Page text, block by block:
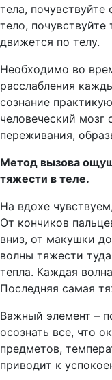
тела,
тело, почувствуйте
движется по телу.
Необходимо во
расслабления
сознание
человеческий мозг
переживания,
Метод вызова
тяжести в теле.
На вдохе
От кончиков
вниз, от макушки
волны тяжести
тепла. Каждая
Последняя самая
Важный элемент –
осознать все, что
предметов,
приводит к